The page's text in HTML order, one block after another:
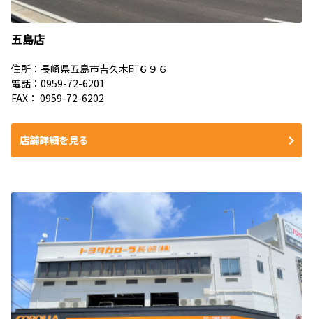
五島店
住所：長崎県五島市吉久木町６９６
電話：0959-72-6201
FAX： 0959-72-6202
店舗詳細を見る